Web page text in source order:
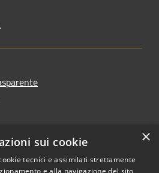
×
sui cookie
tecnici e assimilati strettamente
e alla navigazione del sito,